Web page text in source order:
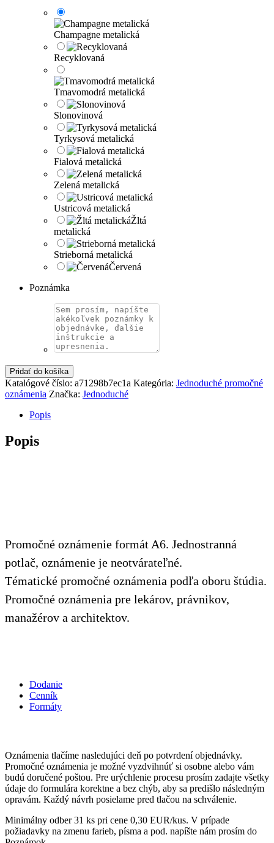
Champagne metalická
Recyklovaná
Tmavomodrá metalická
Slonovinová
Tyrkysová metalická
Fialová metalická
Zelená metalická
Ustricová metalická
Žltá
metalická
Strieborná metalická
Červená
Poznámka
Pridať do košíka
Katalógové číslo: a71298b7ec1a Kategória: Jednoduché promočné
oznámenia Značka: Jednoduché
Popis
Popis
Promočné oznámenie formát A6. Jednostranná
potlač, oznámenie je neotvárateľné.
Tématické promočné oznámenia podľa oboru štúdia.
Promočné oznámenia pre lekárov, právnikov,
manažérov a architektov.
Dodanie
Cenník
Formáty
Oznámenia tlačíme nasledujúci deň po potvrdení objednávky.
Promočné oznámenia je možné vyzdvihnúť si osobne alebo vám
budú doručené poštou. Pre urýchlenie procesu prosím zadajte všetky
údaje do formulára korektne a bez chýb, aby sa predišlo následným
opravám. Každý návrh posielame pred tlačou na schválenie.
Minimálny odber 31 ks pri cene 0,30 EUR/kus. V prípade
požiadavky na zmenu farieb, písma a pod. napíšte nám prosím do